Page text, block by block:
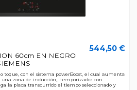
60cm EN NEGRO
544,50 €
toque, con el sistema powerBoost, el cual aumenta
una zona de inducción, temporizador con
la placa transcurrido el tiempo seleccionado y